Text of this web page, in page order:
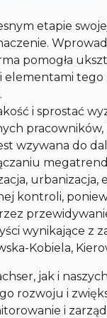
etapie
pomogła
elementami
i sprostać
wzywana do
urbanizacja,
kontroli,
wynikające z
Kobiela,
jak i
rozwoju i
i